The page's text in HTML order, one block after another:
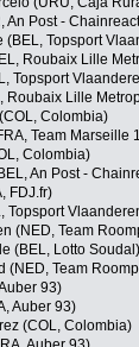
An Post -
(BEL, Topsport
Roubaix Lille
Topsport
Roubaix Lille
Colombia)
Team Marseille
Colombia)
An Post -
FDJ.fr)
Topsport
(NED, Team
(BEL, Lotto Soudal)
(NED, Team
93)
Auber 93)
(COL, Colombia)